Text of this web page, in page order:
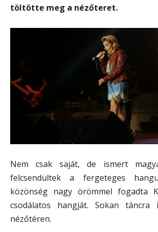
töltötte meg a nézőteret.
Nem csak saját, de ismert
felcsendültek a fergeteges
közönség nagy örömmel fogadta
csodálatos hangját. Sokan
nézőtéren.